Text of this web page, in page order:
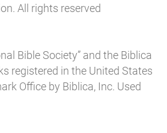
All rights reserved
Bible Society” and the Biblica
registered in the United States
Office by Biblica, Inc. Used